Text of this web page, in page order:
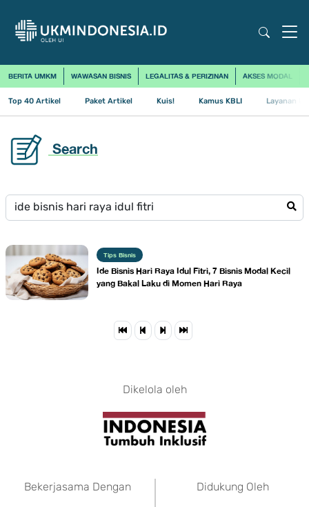
BERITA UMKM WAWASAN BISNIS LEGALITAS & PERIZINAN AKSES MODAL
Top 40 Artikel Paket Artikel Kuis! Kamus KBLI Layanan
Search
Tips Bisnis
Ide Bisnis Hari Raya Idul Fitri, 7 Bisnis Modal Kecil
yang Bakal Laku di Momen Hari Raya
Dikelola oleh
Bekerjasama Dengan Didukung Oleh